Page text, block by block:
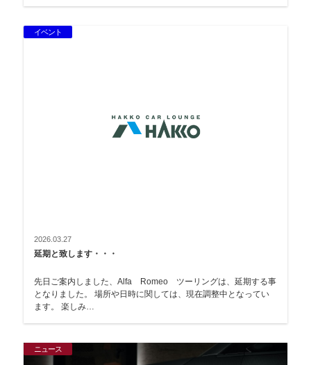
イベント
2026.03.27
延期と致します・・・
先日ご案内しました、Alfa Romeo ツーリングは、延期する事
となりました。 場所や日時に関しては、現在調整中となってい
ます。 楽しみ…
ニュース